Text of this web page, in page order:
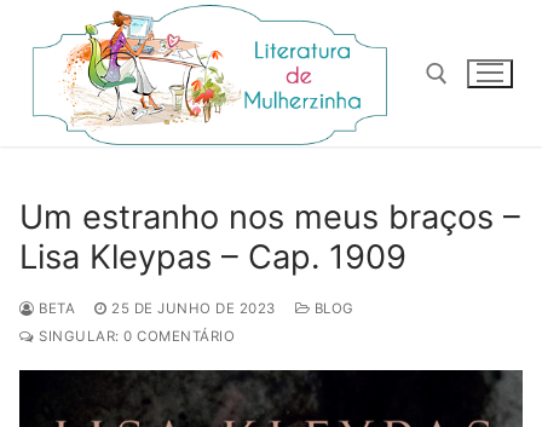
para
conteúdo
Um estranho nos meus braços –
Lisa Kleypas – Cap. 1909
BETA 25 DE JUNHO DE 2023
BLOG
SINGULAR: 0 COMENTÁRIO